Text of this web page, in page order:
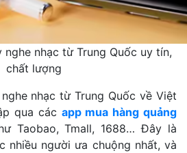
nhạc từ Trung Quốc uy tín,
chất lượng
nhạc từ Trung Quốc về Việt
qua các app mua hàng quảng
Taobao, Tmall, 1688… Đây là
nhiều người ưa chuộng nhất, và